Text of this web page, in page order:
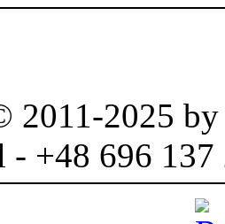
2011-2025
- +48 696 137